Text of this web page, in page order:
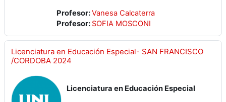
Profesor:Vanesa Calcaterra
Profesor: SOFIA MOSCONI
Licenciatura en Educación Especial- SAN FRANCISCO
/CORDOBA 2024
Licenciatura en Educación Especial